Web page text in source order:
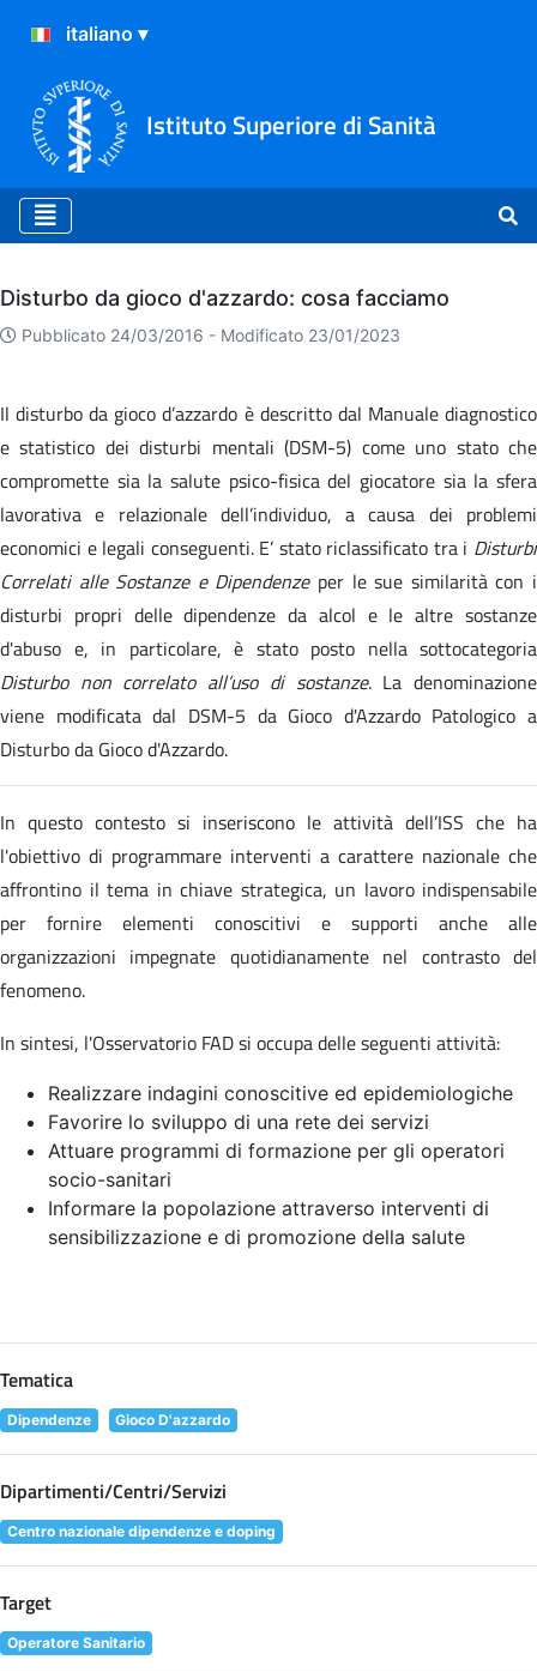
Istituto Superiore di Sanità
Archivio
Disturbo da gioco d'azzardo: cosa facciamo
Pubblicato 24/03/2016 - Modificato 23/01/2023
Il disturbo da gioco d’azzardo è descritto dal Manuale diagnostico
e statistico dei disturbi mentali (DSM-5) come uno stato che
compromette sia la salute psico-fisica del giocatore sia la sfera
lavorativa e relazionale dell’individuo, a causa dei problemi
economici e legali conseguenti. E’ stato riclassificato tra i Disturbi
Correlati alle Sostanze e Dipendenzeper le sue similarità con i
disturbi propri delle dipendenze da alcol e le altre sostanze
d'abuso e, in particolare, è stato posto nella sottocategoria
Disturbo non correlato all’uso di sostanze. La denominazione
viene modificata dal DSM-5 da Gioco d'Azzardo Patologico a
Disturbo da Gioco d'Azzardo.
In questo contesto si inseriscono le attività dell’ISS che ha
l'obiettivo di programmare interventi a carattere nazionale che
affrontino il tema in chiave strategica, un lavoro indispensabile
per fornire elementi conoscitivi e supporti anche alle
organizzazioni impegnate quotidianamente nel contrasto del
fenomeno.
In sintesi, l'Osservatorio FAD si occupa delle seguenti attività:
Realizzare indagini conoscitive ed epidemiologiche
Favorire lo sviluppo di una rete dei servizi
Attuare programmi di formazione per gli operatori
socio-sanitari
Informare la popolazione attraverso interventi di
sensibilizzazione e di promozione della salute
Tematica
Dipendenze Gioco D'azzardo
Dipartimenti/Centri/Servizi
Centro nazionale dipendenze e doping
Target
Operatore Sanitario